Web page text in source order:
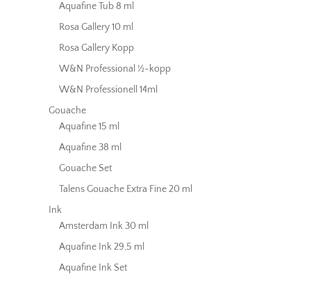
Aquafine Tub 8 ml
Rosa Gallery 10 ml
Rosa Gallery Kopp
W&N Professional ½-kopp
W&N Professionell 14ml
Gouache
Aquafine 15 ml
Aquafine 38 ml
Gouache Set
Talens Gouache Extra Fine 20 ml
Ink
Amsterdam Ink 30 ml
Aquafine Ink 29,5 ml
Aquafine Ink Set